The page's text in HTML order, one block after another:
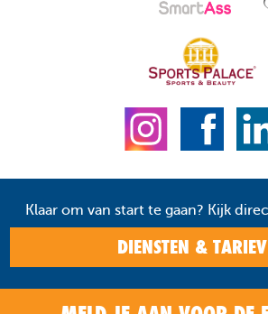
Klaar om van start te gaan? Kijk
DIENSTEN &